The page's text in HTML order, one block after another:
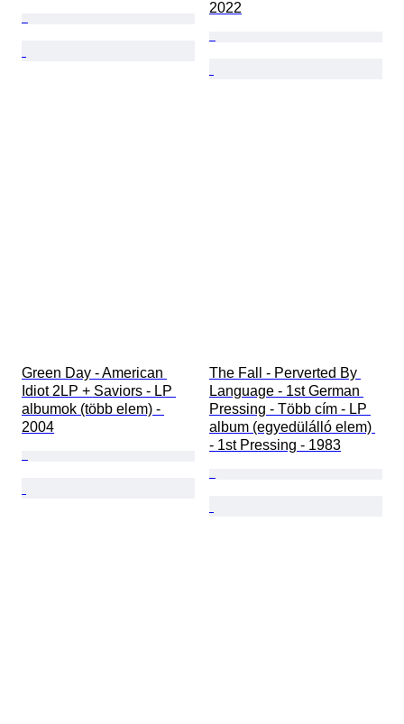
2022
Green Day - American
Idiot 2LP + Saviors - LP
albumok (több elem) -
2004
The Fall - Perverted By
Language - 1st German
Pressing - Több cím - LP
album (egyedülálló elem)
- 1st Pressing - 1983